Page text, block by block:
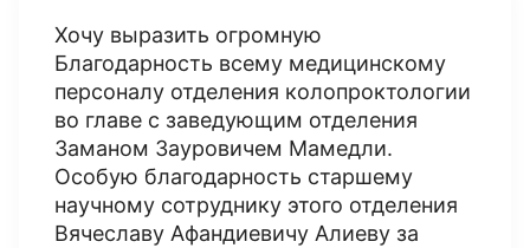
Хочу выразить огромную
Благодарность всему медицинскому
персоналу отделения колопроктологии
во главе с заведующим отделения
Заманом Зауровичем Мамедли.
Особую благодарность старшему
научному сотруднику этого отделения
Вячеславу Афандиевичу Алиеву за